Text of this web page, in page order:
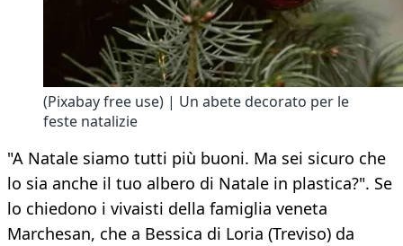
(Pixabay free use) | Un abete decorato per le
feste natalizie
"A Natale siamo tutti più buoni. Ma sei sicuro che
lo sia anche il tuo albero di Natale in plastica?". Se
lo chiedono i vivaisti della famiglia veneta
Marchesan, che a Bessica di Loria (Treviso) da